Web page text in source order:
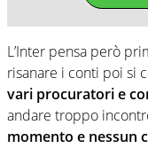
L’Inter pensa però
risanare i conti poi si
vari procuratori e
andare troppo
momento e nessun